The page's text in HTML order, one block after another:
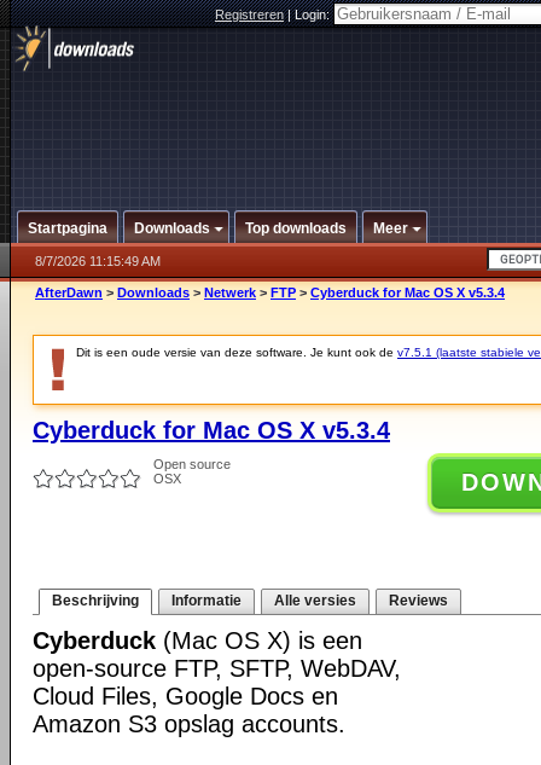
Registreren|Login:
Startpagina Downloads Top downloads Meer
8/7/2026 11:15:49 AM
AfterDawn > Downloads > Netwerk > FTP > Cyberduck for Mac OS X v5.3.4
Dit is een oude versie van deze software. Je kunt ook de v7.5.1 (laatste stabiele
Cyberduck for Mac OS X v5.3.4
Open source
OSX
Beschrijving Informatie Alle versies Reviews
Cyberduck (Mac OS X) is een
open-source FTP, SFTP, WebDAV,
Cloud Files, Google Docs en
Amazon S3 opslag accounts.